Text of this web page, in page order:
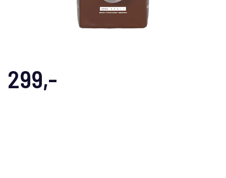
299,-